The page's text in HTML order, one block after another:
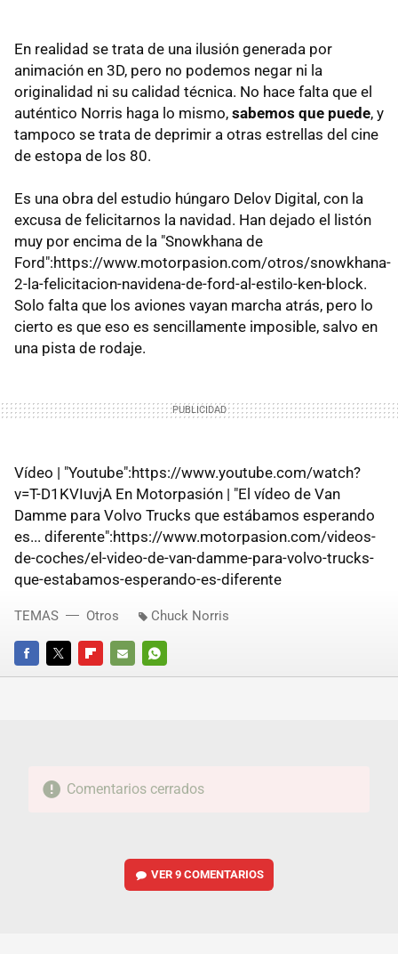
En realidad se trata de una ilusión generada por
animación en 3D, pero no podemos negar ni la
originalidad ni su calidad técnica. No hace falta que el
auténtico Norris haga lo mismo, sabemos que puede, y
tampoco se trata de deprimir a otras estrellas del cine
de estopa de los 80.
Es una obra del estudio húngaro Delov Digital, con la
excusa de felicitarnos la navidad. Han dejado el listón
muy por encima de la "Snowkhana de
Ford":https://www.motorpasion.com/otros/snowkhana-
2-la-felicitacion-navidena-de-ford-al-estilo-ken-block.
Solo falta que los aviones vayan marcha atrás, pero lo
cierto es que eso es sencillamente imposible, salvo en
una pista de rodaje.
Vídeo | "Youtube":https://www.youtube.com/watch?
v=T-D1KVIuvjA En Motorpasión | "El vídeo de Van
Damme para Volvo Trucks que estábamos esperando
es... diferente":https://www.motorpasion.com/videos-
de-coches/el-video-de-van-damme-para-volvo-trucks-
que-estabamos-esperando-es-diferente
FACEBOOKTWITTERFLIPBOARD
E-
WHATSAPP
TEMAS Otros Chuck Norris
Comentarios cerrados
VER9 COMENTARIOS